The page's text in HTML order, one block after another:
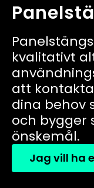
kvalitativt
att
dina behov
och bygger
önskemål.
Jag vill ha